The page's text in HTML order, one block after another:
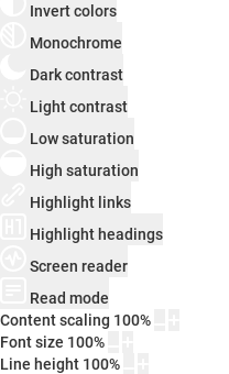
Invert colors
Monochrome
Dark contrast
Light contrast
Low saturation
High saturation
Highlight links
Highlight headings
Screen reader
Read mode
Content scaling 100%
Font size 100%
Line height 100%